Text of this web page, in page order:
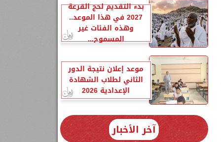
بدء التقديم لحج القرعة
2027 في هذا الموعد..
وهذه الفئات غير
المسموح...
موعد إعلان نتيجة الدور
الثاني لطلاب الشهادة
الإعدادية 2026
آخر الأخبار